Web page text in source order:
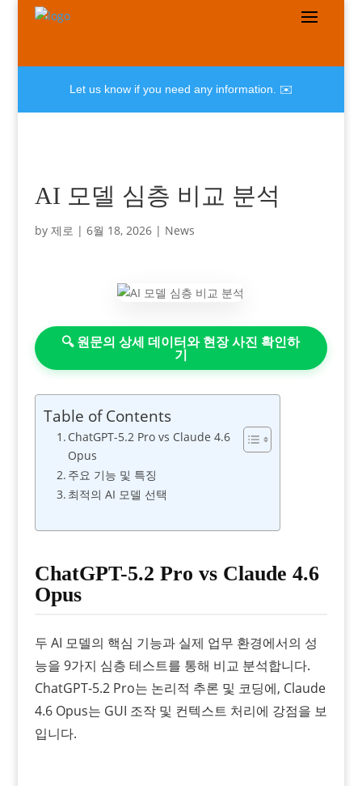
Let us know if you need any information. ✉️
AI 모델 심층 비교 분석
by 제로 | 6월 18, 2026| News
🔍 원문의 상세 데이터와 현장 사진 확인하
기
Table of Contents
ChatGPT-5.2 Pro vs Claude 4.6
Opus
주요 기능 및 특징
최적의 AI 모델 선택
ChatGPT-5.2 Pro vs Claude 4.6
Opus
두 AI 모델의 핵심 기능과 실제 업무 환경에서의 성
능을 9가지 심층 테스트를 통해 비교 분석합니다.
ChatGPT-5.2 Pro는 논리적 추론 및 코딩에, Claude
4.6 Opus는 GUI 조작 및 컨텍스트 처리에 강점을 보
입니다.